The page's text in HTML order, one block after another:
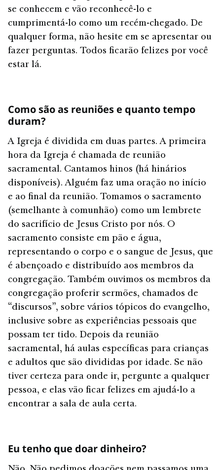
se conhecem e vão reconhecê-lo e
cumprimentá-lo como um recém-chegado. De
qualquer forma, não hesite em se apresentar ou
fazer perguntas. Todos ficarão felizes por você
estar lá.
Como são as reuniões e quanto tempo
duram?
A Igreja é dividida em duas partes. A primeira
hora da Igreja é chamada de reunião
sacramental. Cantamos hinos (há hinários
disponíveis). Alguém faz uma oração no início
e ao final da reunião. Tomamos o sacramento
(semelhante à comunhão) como um lembrete
do sacrifício de Jesus Cristo por nós. O
sacramento consiste em pão e água,
representando o corpo e o sangue de Jesus, que
é abençoado e distribuído aos membros da
congregação. Também ouvimos os membros da
congregação proferir sermões, chamados de
“discursos”, sobre vários tópicos do evangelho,
inclusive sobre as experiências pessoais que
possam ter tido. Depois da reunião
sacramental, há aulas específicas para crianças
e adultos que são divididas por idade. Se não
tiver certeza para onde ir, pergunte a qualquer
pessoa, e elas vão ficar felizes em ajudá-lo a
encontrar a sala de aula certa.
Eu tenho que doar dinheiro?